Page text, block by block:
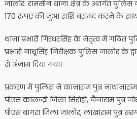
जालोर. रामसीन थाना क्षेत्र के अंतर्गत पुलिस
170 रुपए की जुआ राशि बरामद करने के साथ
थाना प्रभारी गिरधरसिंह के नेतृत्व में गठित
प्रभारी नाथूसिंह निरीक्षक पुलिस जालोर के
से अंजाम दिया गया।
प्रकरण में पुलिस ने कानाराम पुत्र नाथानाराम
पीएस कालन्द्री जिला सिरोही, नैनाराम पुत्र
पीएस बागरा जिला जालोर, लाखाराम पुत्र